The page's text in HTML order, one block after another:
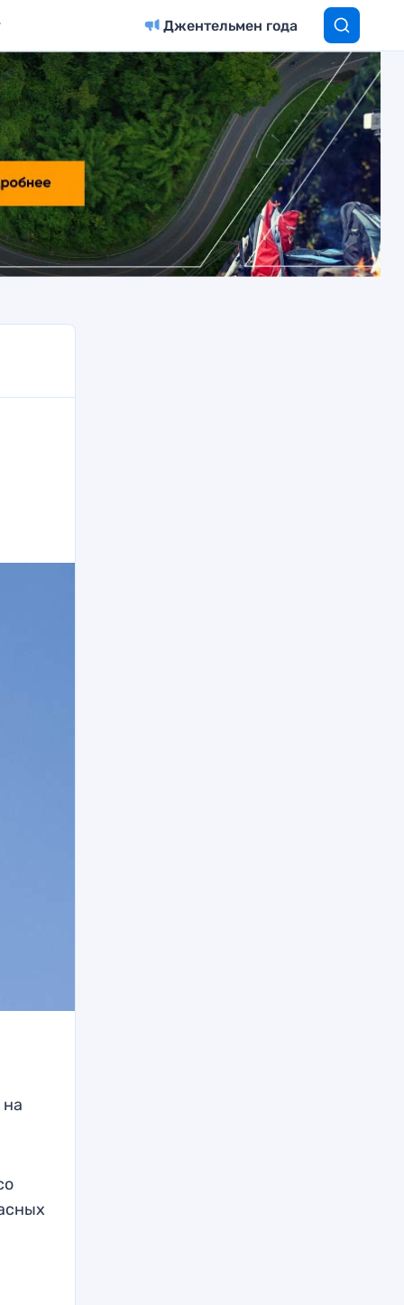
Джентельмен года